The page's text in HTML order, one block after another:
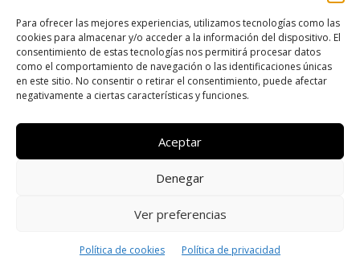
Para ofrecer las mejores experiencias, utilizamos tecnologías como las
cookies para almacenar y/o acceder a la información del dispositivo. El
consentimiento de estas tecnologías nos permitirá procesar datos
como el comportamiento de navegación o las identificaciones únicas
en este sitio. No consentir o retirar el consentimiento, puede afectar
negativamente a ciertas características y funciones.
Aceptar
Denegar
Ver preferencias
Política de cookies Política de privacidad
transacciones bursátiles.
SÍGUENOS
SITEMAP POLÍTICA DE COOKIES (UE)
www.binarias.org